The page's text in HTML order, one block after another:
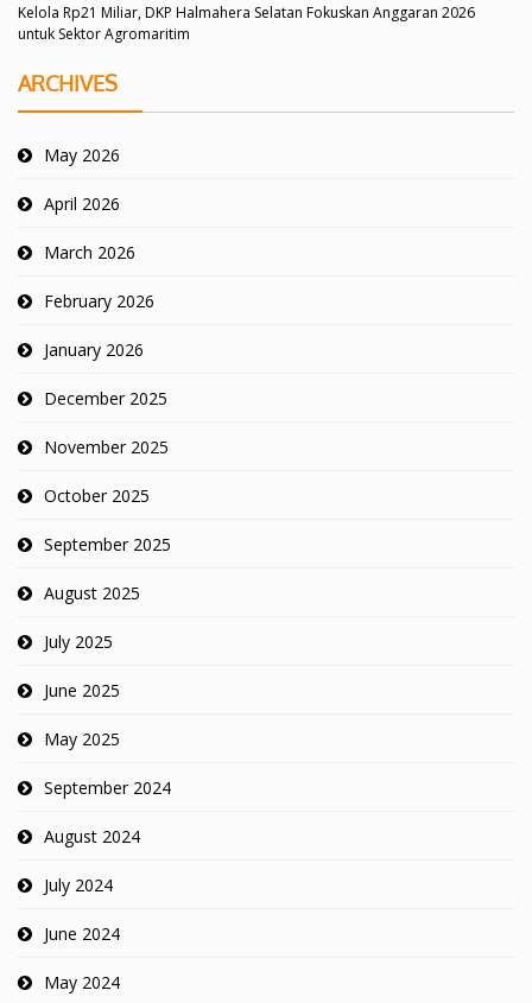
Kelola Rp21 Miliar, DKP Halmahera Selatan Fokuskan Anggaran 2026
untuk Sektor Agromaritim
ARCHIVES
May 2026
April 2026
March 2026
February 2026
January 2026
December 2025
November 2025
October 2025
September 2025
August 2025
July 2025
June 2025
May 2025
September 2024
August 2024
July 2024
June 2024
May 2024